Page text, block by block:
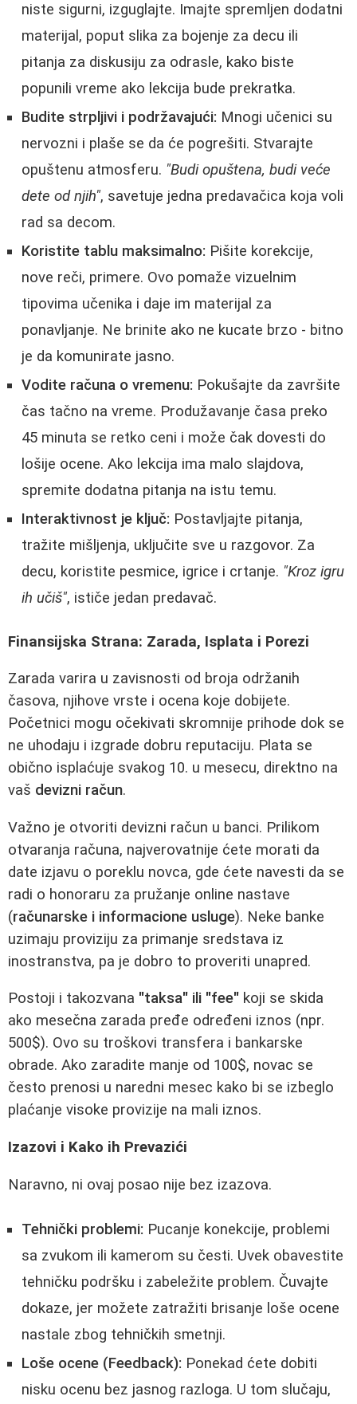
niste sigurni, izguglajte. Imajte spremljen dodatni
materijal, poput slika za bojenje za decu ili
pitanja za diskusiju za odrasle, kako biste
popunili vreme ako lekcija bude prekratka.
Budite strpljivi i podržavajući: Mnogi učenici su
nervozni i plaše se da će pogrešiti. Stvarajte
opuštenu atmosferu. "Budi opuštena, budi veće
dete od njih", savetuje jedna predavačica koja voli
rad sa decom.
Koristite tablu maksimalno: Pišite korekcije,
nove reči, primere. Ovo pomaže vizuelnim
tipovima učenika i daje im materijal za
ponavljanje. Ne brinite ako ne kucate brzo - bitno
je da komunirate jasno.
Vodite računa o vremenu: Pokušajte da završite
čas tačno na vreme. Produžavanje časa preko
45 minuta se retko ceni i može čak dovesti do
lošije ocene. Ako lekcija ima malo slajdova,
spremite dodatna pitanja na istu temu.
Interaktivnost je ključ: Postavljajte pitanja,
tražite mišljenja, uključite sve u razgovor. Za
decu, koristite pesmice, igrice i crtanje. "Kroz igru
ih učiš", ističe jedan predavač.
Finansijska Strana: Zarada, Isplata i Porezi
Zarada varira u zavisnosti od broja održanih
časova, njihove vrste i ocena koje dobijete.
Početnici mogu očekivati skromnije prihode dok se
ne uhodaju i izgrade dobru reputaciju. Plata se
obično isplaćuje svakog 10. u mesecu, direktno na
vaš devizni račun.
Važno je otvoriti devizni račun u banci. Prilikom
otvaranja računa, najverovatnije ćete morati da
date izjavu o poreklu novca, gde ćete navesti da se
radi o honoraru za pružanje online nastave
(računarske i informacione usluge). Neke banke
uzimaju proviziju za primanje sredstava iz
inostranstva, pa je dobro to proveriti unapred.
Postoji i takozvana "taksa" ili "fee" koji se skida
ako mesečna zarada pređe određeni iznos (npr.
500$). Ovo su troškovi transfera i bankarske
obrade. Ako zaradite manje od 100$, novac se
često prenosi u naredni mesec kako bi se izbeglo
plaćanje visoke provizije na mali iznos.
Izazovi i Kako ih Prevazići
Naravno, ni ovaj posao nije bez izazova.
Tehnički problemi: Pucanje konekcije, problemi
sa zvukom ili kamerom su česti. Uvek obavestite
tehničku podršku i zabeležite problem. Čuvajte
dokaze, jer možete zatražiti brisanje loše ocene
nastale zbog tehničkih smetnji.
Loše ocene (Feedback): Ponekad ćete dobiti
nisku ocenu bez jasnog razloga. U tom slučaju,